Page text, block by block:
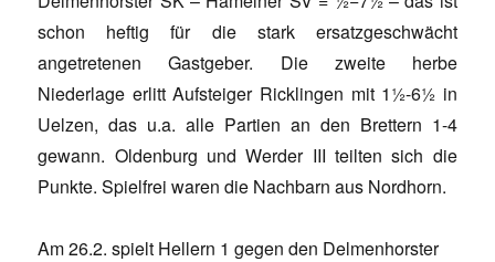
schon heftig für die stark ersatzgeschwächt
angetretenen Gastgeber. Die zweite herbe
Niederlage erlitt Aufsteiger Ricklingen mit 1½-6½ in
Uelzen, das u.a. alle Partien an den Brettern 1-4
gewann. Oldenburg und Werder III teilten sich die
Punkte. Spielfrei waren die Nachbarn aus Nordhorn.
Am 26.2. spielt Hellern 1 gegen den Delmenhorster